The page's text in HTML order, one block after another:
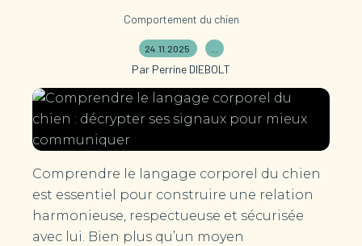
Comportement du chien
24.11.2025
Par Perrine DIEBOLT
Comprendre le langage corporel du chien
est essentiel pour construire une relation
harmonieuse, respectueuse et sécurisée
avec lui. Bien plus qu’un moyen